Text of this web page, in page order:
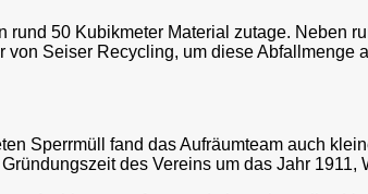
50 Kubikmeter Material zutage. Neben
Seiser Recycling, um diese Abfallmenge
Sperrmüll fand das Aufräumteam auch
des Vereins um das Jahr 1911,